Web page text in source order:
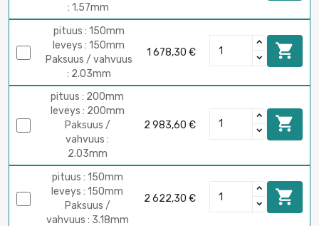
: 1.57mm
pituus : 150mm
leveys : 150mm
Paksuus / vahvuus
: 2.03mm
1 678,30 € 
pituus : 200mm
leveys : 200mm
Paksuus /
vahvuus :
2.03mm
2 983,60 € 
pituus : 150mm
leveys : 150mm
Paksuus /
vahvuus : 3.18mm
2 622,30 € 